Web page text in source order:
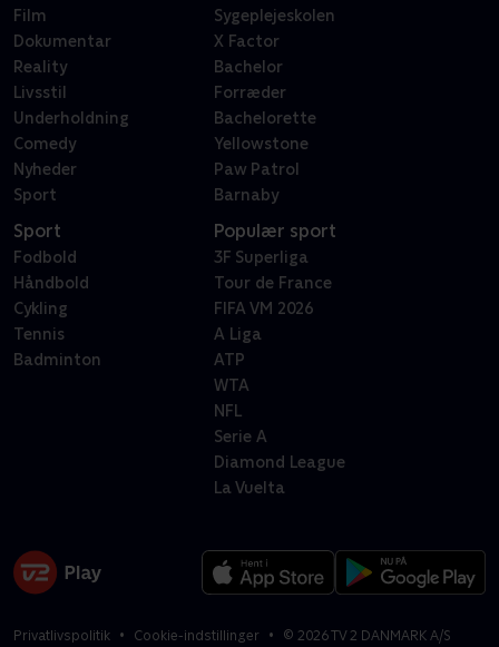
Film
Dokumentar
Reality
Livsstil
Underholdning
Comedy
Nyheder
Sport
Sygeplejeskolen
X Factor
Bachelor
Forræder
Bachelorette
Yellowstone
Paw Patrol
Barnaby
Sport
Fodbold
Håndbold
Cykling
Tennis
Badminton
Populær sport
3F Superliga
Tour de France
FIFA VM 2026
A Liga
ATP
WTA
NFL
Serie A
Diamond League
La Vuelta
Privatlivspolitik Cookie-indstillinger © 2026TV 2 DANMARK A/S